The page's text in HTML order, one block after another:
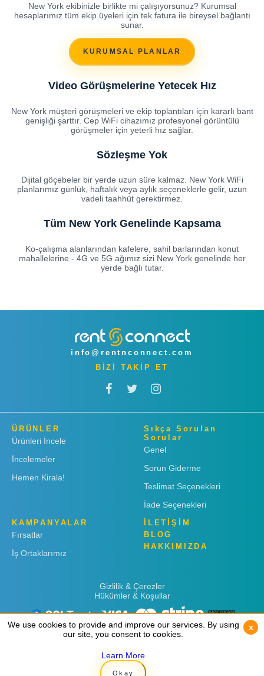
New York ekibinizle birlikte mi çalışıyorsunuz? Kurumsal
hesaplarımız tüm ekip üyeleri için tek fatura ile bireysel bağlantı
sunar.
KURUMSAL PLANLAR
Video Görüşmelerine Yetecek Hız
New York müşteri görüşmeleri ve ekip toplantıları için kararlı bant
genişliği şarttır. Cep WiFi cihazımız profesyonel görüntülü
görüşmeler için yeterli hız sağlar.
Sözleşme Yok
Dijital göçebeler bir yerde uzun süre kalmaz. New York WiFi
planlarımız günlük, haftalık veya aylık seçeneklerle gelir, uzun
vadeli taahhüt gerektirmez.
Tüm New York Genelinde Kapsama
Ko-çalışma alanlarından kafelere, sahil barlarından konut
mahallelerine - 4G ve 5G ağımız sizi New York genelinde her
yerde bağlı tutar.
info@rentnconnect.com
BİZİ TAKİP ET
ÜRÜNLER
Ürünleri İncele
İncelemeler
Hemen Kirala!
Sıkça Sorulan
Sorular
Genel
Sorun Giderme
Teslimat Seçenekleri
İade Seçenekleri
KAMPANYALAR
Fırsatlar
İş Ortaklarımız
İLETİŞİM
BLOG
HAKKIMIZDA
Gizlilik & Çerezler
Hükümler & Koşullar
Copyright © 2019 Rent 'n Connect
We use cookies to provide and improve our services. By using
our site, you consent to cookies.
Learn More
Okay
x
We use cookies to provide and improve our services. By using
our site, you consent to cookies.
Learn More
Okay
x